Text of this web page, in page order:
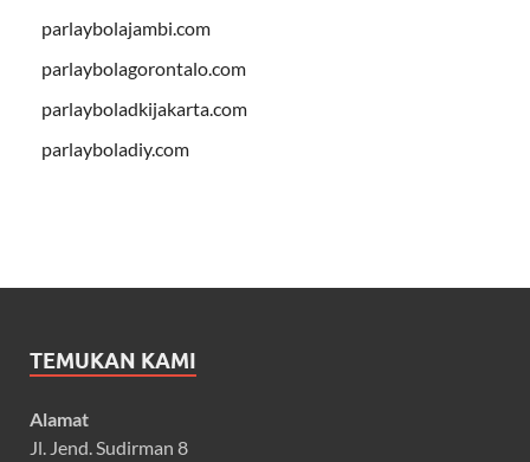
parlaybolajambi.com
parlaybolagorontalo.com
parlayboladkijakarta.com
parlayboladiy.com
TEMUKAN KAMI
Alamat
Jl. Jend. Sudirman 8